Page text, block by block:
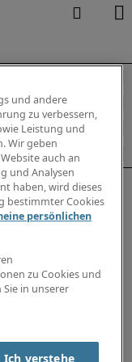
und andere
zu verbessern,
Leistung und
Wir geben
auch an
und Analysen
haben, wird dieses
bestimmter Cookies
persönlichen
zu Cookies und
in unserer
Ich verstehe